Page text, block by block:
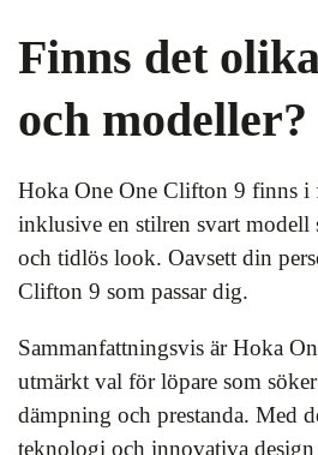
Finns det
och modeller?
Hoka One One Clifton 9 finns i
inklusive en stilren svart modell
och tidlös look. Oavsett din
Clifton 9 som passar dig.
Sammanfattningsvis är Hoka
utmärkt val för löpare som
dämpning och prestanda. Med
teknologi och innovativa design